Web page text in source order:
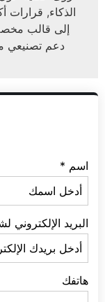
الذكاء, قرارات
إلى قالب مخصص
دعم تصنيعي
اسم *
البريد الإلكتروني
هاتفك